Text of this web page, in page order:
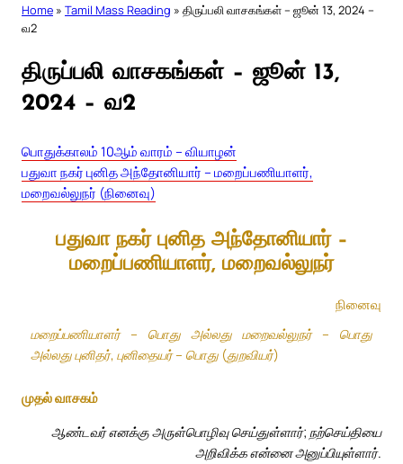
Home » Tamil Mass Reading » திருப்பலி வாசகங்கள் – ஜூன் 13, 2024 –
வ2
திருப்பலி வாசகங்கள் – ஜூன் 13,
2024 – வ2
பொதுக்காலம் 10ஆம் வாரம் – வியாழன்
பதுவா நகர் புனித அந்தோனியார் – மறைப்பணியாளர்,
மறைவல்லுநர் (நினைவு)
பதுவா நகர் புனித அந்தோனியார் –
மறைப்பணியாளர், மறைவல்லுநர்
நினைவு
மறைப்பணியாளர் – பொது அல்லது மறைவல்லுநர் – பொது
அல்லது புனிதர், புனிதையர் – பொது (துறவியர்)
முதல் வாசகம்
ஆண்டவர் எனக்கு அருள்பொழிவு செய்துள்ளார்; நற்செய்தியை
அறிவிக்க என்னை அனுப்பியுள்ளார்.